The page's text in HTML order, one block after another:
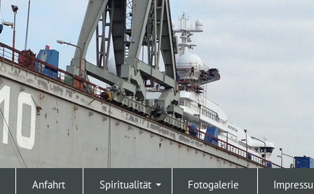
Anfahrt Spiritualität Fotogalerie